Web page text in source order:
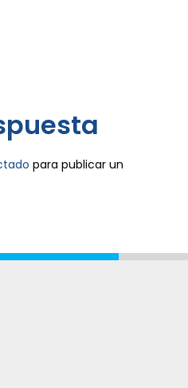
para publicar un